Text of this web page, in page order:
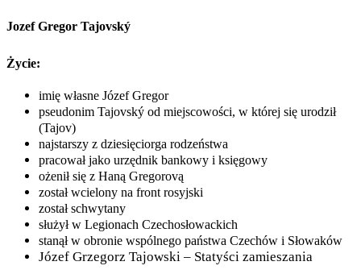
Jozef Gregor Tajovský
Życie:
imię własne Józef Gregor
pseudonim Tajovský od miejscowości, w której się urodził
(Tajov)
najstarszy z dziesięciorga rodzeństwa
pracował jako urzędnik bankowy i księgowy
ożenił się z Haną Gregorovą
został wcielony na front rosyjski
został schwytany
służył w Legionach Czechosłowackich
stanął w obronie wspólnego państwa Czechów i Słowaków
Józef Grzegorz Tajowski – Statyści zamieszania